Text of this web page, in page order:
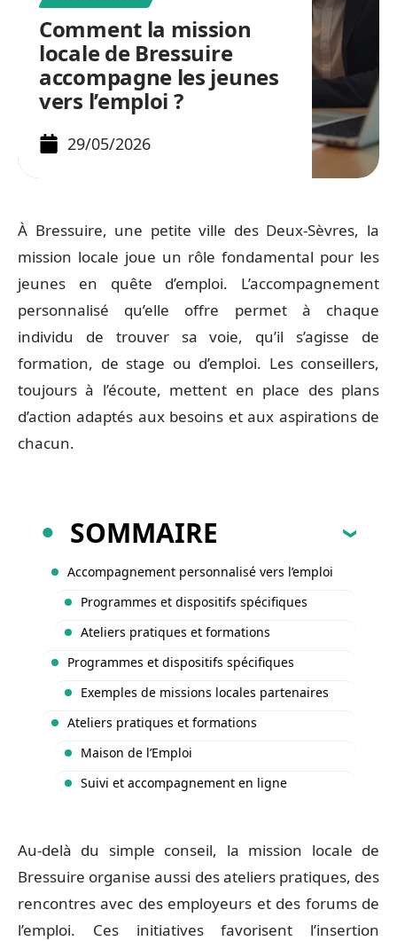
Comment la mission
locale de Bressuire
accompagne les jeunes
vers l’emploi ?
29/05/2026
À Bressuire, une petite ville des Deux-Sèvres, la
mission locale joue un rôle fondamental pour les
jeunes en quête d’emploi. L’accompagnement
personnalisé qu’elle offre permet à chaque
individu de trouver sa voie, qu’il s’agisse de
formation, de stage ou d’emploi. Les conseillers,
toujours à l’écoute, mettent en place des plans
d’action adaptés aux besoins et aux aspirations de
chacun.
SOMMAIRE
Accompagnement personnalisé vers l’emploi
Programmes et dispositifs spécifiques
Ateliers pratiques et formations
Programmes et dispositifs spécifiques
Exemples de missions locales partenaires
Ateliers pratiques et formations
Maison de l’Emploi
Suivi et accompagnement en ligne
Au-delà du simple conseil, la mission locale de
Bressuire organise aussi des ateliers pratiques, des
rencontres avec des employeurs et des forums de
l’emploi. Ces initiatives favorisent l’insertion